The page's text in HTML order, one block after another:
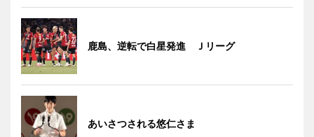
鹿島、逆転で白星発進 Ｊリーグ
あいさつされる悠仁さま